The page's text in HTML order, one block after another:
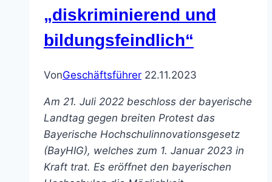
„diskriminierend und
bildungsfeindlich“
VonGeschäftsführer 22.11.2023
Am 21. Juli 2022 beschloss der bayerische
Landtag gegen breiten Protest das
Bayerische Hochschulinnovationsgesetz
(BayHIG), welches zum 1. Januar 2023 in
Kraft trat. Es eröffnet den bayerischen